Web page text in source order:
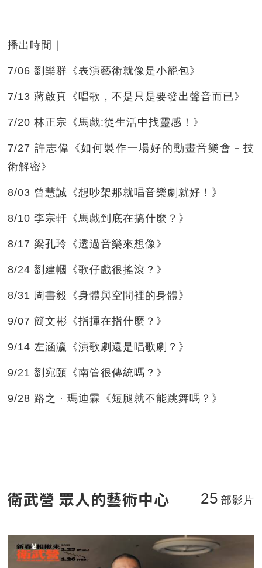
播出時間｜
7/06 劉樂群《表演藝術就像是小籠包》
7/13 蔣啟真《唱歌，不是只是要發出聲音而已》
7/20 林正宗《馬戲:從生活中找靈感！》
7/27 許志偉《如何製作一場好的動畫音樂會－技
術解密》
8/03 曾慧誠《想吵架那就唱音樂劇就好！》
8/10 李宗軒《馬戲到底在搞什麼？》
8/17 梁孔玲《透過音樂來想像》
8/24 劉建幗《歌仔戲很搖滾？》
8/31 周書毅《身體與空間裡的身體》
9/07 簡文彬《指揮在指什麼？》
9/14 左涵瀛《演歌劇還是唱歌劇？》
9/21 劉宛頤《南管很傳統嗎？》
9/28 路之 · 瑪迪霖《短腿就不能跳舞嗎？》
衛武營 眾人的藝術中心 25 部影片